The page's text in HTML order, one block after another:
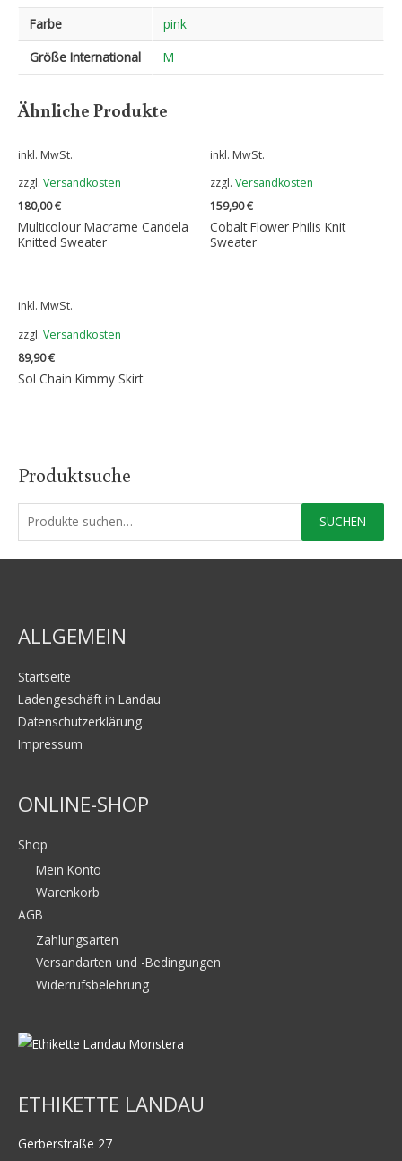
Farbe
pink
Größe International
M
Ähnliche Produkte
inkl. MwSt.
zzgl. Versandkosten
180,00€
Multicolour Macrame Candela
Knitted Sweater
inkl. MwSt.
zzgl. Versandkosten
159,90€
Cobalt Flower Philis Knit
Sweater
inkl. MwSt.
zzgl. Versandkosten
89,90€
Sol Chain Kimmy Skirt
Produktsuche
u
c
n
c
h
SUCHEN
ALLGEMEIN
Startseite
Ladengeschäft in Landau
Datenschutzerklärung
Impressum
ONLINE-SHOP
Shop
Mein Konto
Warenkorb
AGB
Zahlungsarten
Versandarten und -Bedingungen
Widerrufsbelehrung
ETHIKETTE LANDAU
Gerberstraße 27